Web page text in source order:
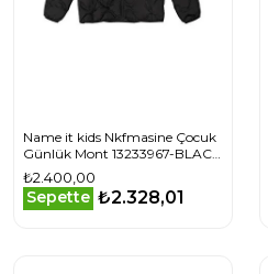
Name it kids Nkfmasine Çocuk
Günlük Mont 13233967-BLACK
Siyah
₺2.400,00
Sepette ₺2.328,01